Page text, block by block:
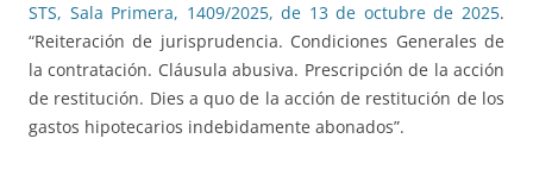
STS, Sala Primera, 1409/2025, de 13 de octubre de 2025.
“Reiteración de jurisprudencia. Condiciones Generales de
la contratación. Cláusula abusiva. Prescripción de la acción
de restitución. Dies a quo de la acción de restitución de los
gastos hipotecarios indebidamente abonados”.